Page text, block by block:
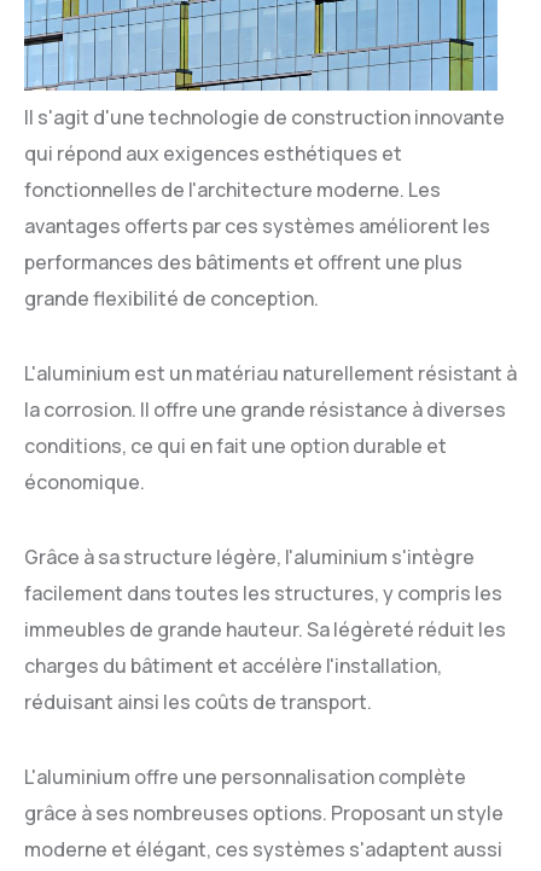
Il s'agit d'une technologie de construction innovante
qui répond aux exigences esthétiques et
fonctionnelles de l'architecture moderne. Les
avantages offerts par ces systèmes améliorent les
performances des bâtiments et offrent une plus
grande flexibilité de conception.
L'aluminium est un matériau naturellement résistant à
la corrosion. Il offre une grande résistance à diverses
conditions, ce qui en fait une option durable et
économique.
Grâce à sa structure légère, l'aluminium s'intègre
facilement dans toutes les structures, y compris les
immeubles de grande hauteur. Sa légèreté réduit les
charges du bâtiment et accélère l'installation,
réduisant ainsi les coûts de transport.
L'aluminium offre une personnalisation complète
grâce à ses nombreuses options. Proposant un style
moderne et élégant, ces systèmes s'adaptent aussi